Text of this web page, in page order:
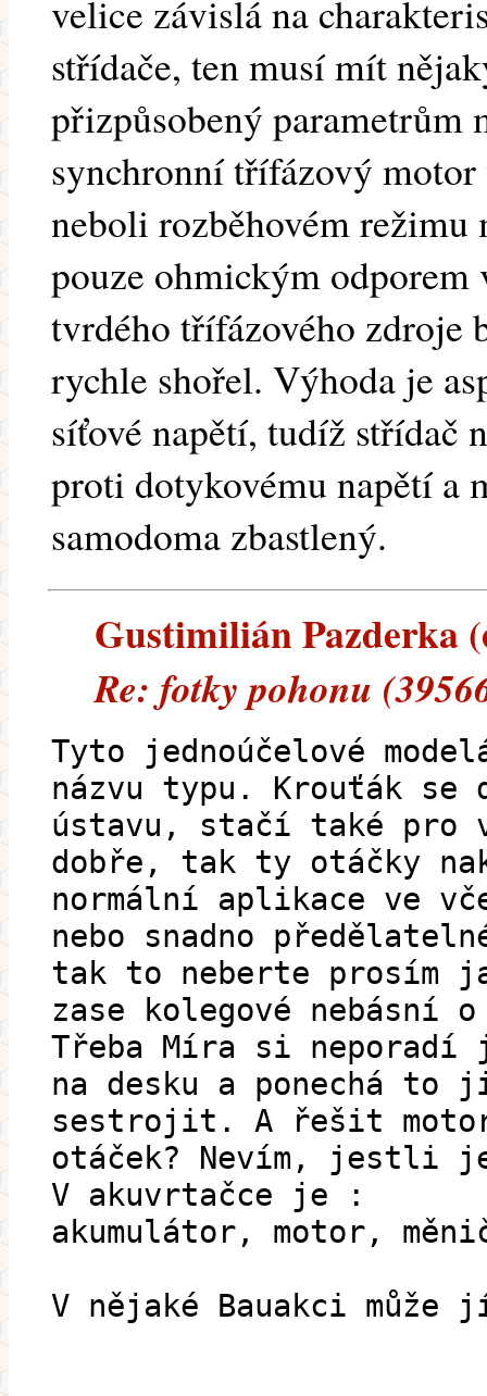
velice závislá na
střídače, ten musí mít
přizpůsobený parametrům
synchronní třífázový
neboli rozběhovém režimu
pouze ohmickým
tvrdého třífázového zdroje
rychle shořel. Výhoda je
síťové napětí, tudíž střídač
proti dotykovému napětí a
samodoma zbastlený.
Gustimilián Pazderka
Re: fotky pohonu
Tyto jednoúčelové
názvu typu. Krouťák se
ústavu, stačí také pro
dobře, tak ty otáčky
normální aplikace ve
nebo snadno
tak to neberte prosím
zase kolegové nebásní
Třeba Míra si neporadí
na desku a ponechá to
sestrojit. A řešit
otáček? Nevím, jestli
V akuvrtačce je :
akumulátor, motor,
V nějaké Bauakci